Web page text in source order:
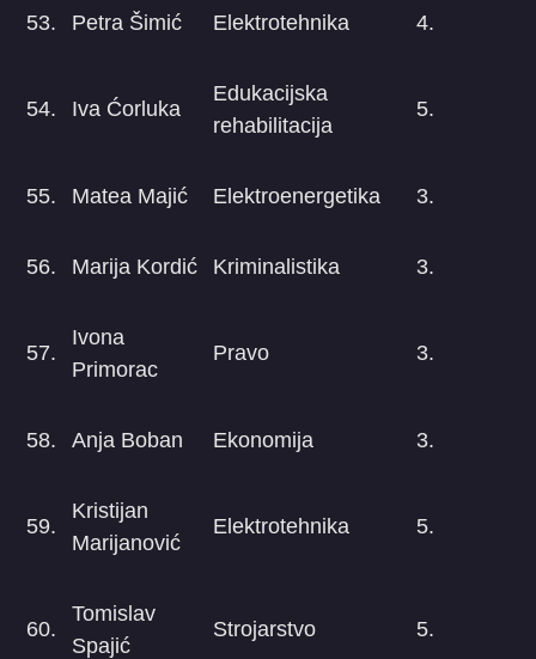
53. Petra Šimić Elektrotehnika 4.
54. Iva Ćorluka
Edukacijska
rehabilitacija
5.
55. Matea Majić Elektroenergetika 3.
56. Marija Kordić Kriminalistika 3.
57.
Ivona
Primorac
Pravo 3.
58. Anja Boban Ekonomija 3.
59.
Kristijan
Marijanović
Elektrotehnika 5.
60.
Tomislav
Spajić
Strojarstvo 5.